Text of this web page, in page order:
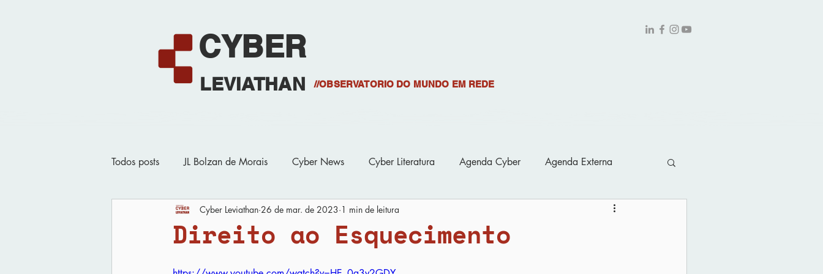
LEVIATHAN
CYBER
//OBSERVATORIO DO MUNDO EM REDE
Todos posts JL Bolzan de Morais Cyber News Cyber Literatura Agenda Cyber Agenda Externa
Quartas do Cyber Eventos e Minicursos Biblioteca
Direito ao Esquecimento
Cyber Leviathan 26 de mar. de 2023 1 min de leitura